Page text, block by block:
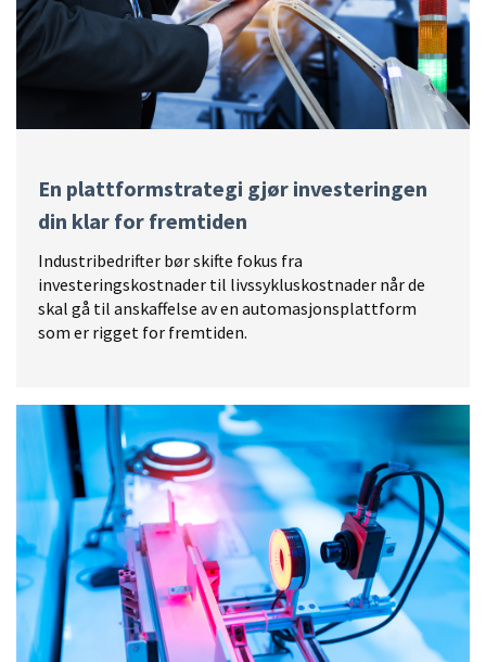
En plattformstrategi gjør investeringen
din klar for fremtiden
Industribedrifter bør skifte fokus fra
investeringskostnader til livssykluskostnader når de
skal gå til anskaffelse av en automasjonsplattform
som er rigget for fremtiden.